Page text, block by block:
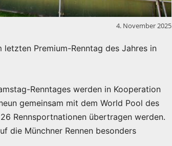
4. November 2025
Premium-Renntag des Jahres in
Renntages werden in Kooperation
gemeinsam mit dem World Pool des
Rennsportnationen übertragen werden.
die Münchner Rennen besonders